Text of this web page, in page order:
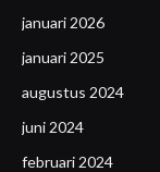
januari 2026
januari 2025
augustus 2024
juni 2024
februari 2024